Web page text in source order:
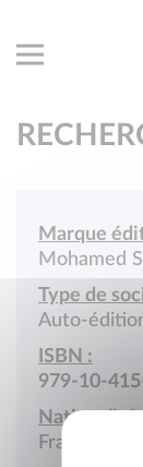
Marque
Mohamed
Type de
Auto-
ISBN :
979-10-
Nationalité :
France